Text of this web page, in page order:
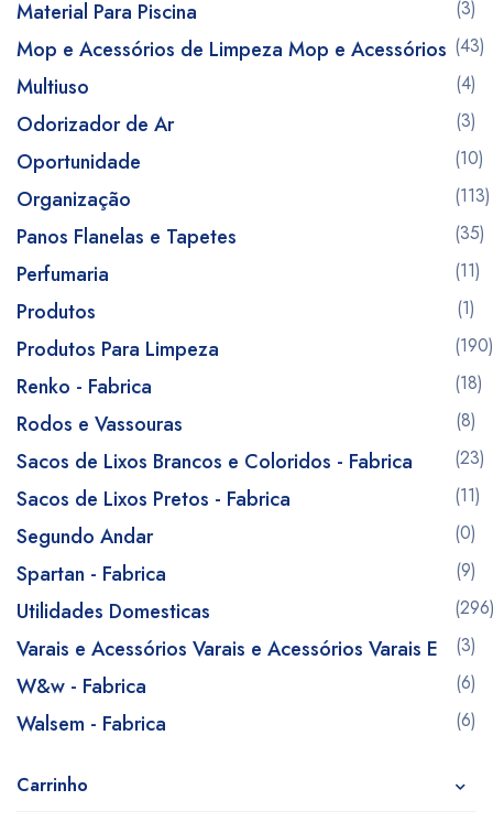
Material Para Piscina (3)
Mop e Acessórios de Limpeza Mop e Acessórios (43)
Multiuso (4)
Odorizador de Ar (3)
Oportunidade (10)
Organização (113)
Panos Flanelas e Tapetes (35)
Perfumaria (11)
Produtos (1)
Produtos Para Limpeza (190)
Renko - Fabrica (18)
Rodos e Vassouras (8)
Sacos de Lixos Brancos e Coloridos - Fabrica (23)
Sacos de Lixos Pretos - Fabrica (11)
Segundo Andar (0)
Spartan - Fabrica (9)
Utilidades Domesticas
Varais e Acessórios Varais e Acessórios Varais E (3)
W&w - Fabrica (6)
Walsem - Fabrica (6)
Carrinho